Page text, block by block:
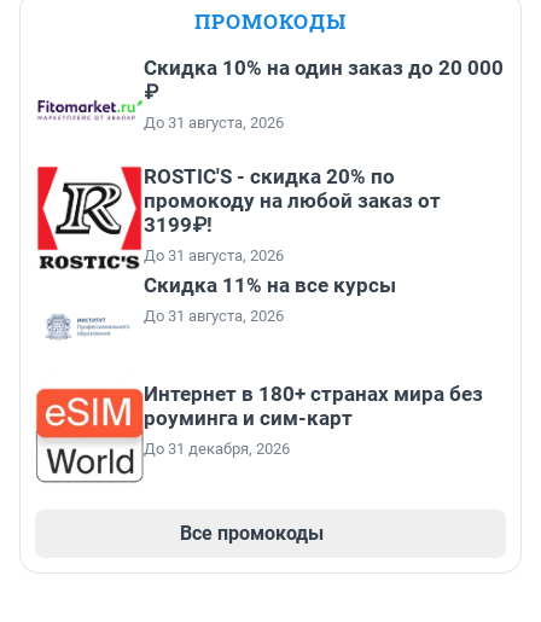
ПРОМОКОДЫ
Скидка 10% на один заказ до 20 000
₽
До 31 августа, 2026
ROSTIC'S - скидка 20% по
промокоду на любой заказ от
3199₽!
До 31 августа, 2026
Скидка 11% на все курсы
До 31 августа, 2026
Интернет в 180+ странах мира без
роуминга и сим-карт
До 31 декабря, 2026
Все промокоды